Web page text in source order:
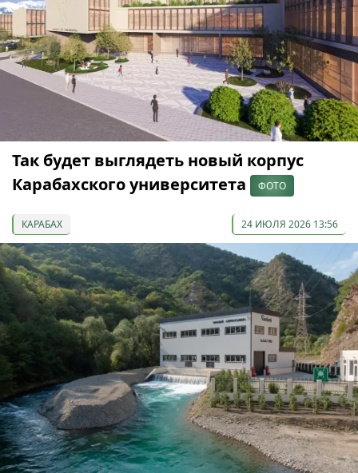
Так будет выглядеть новый корпус
Карабахского университета
ФОТО
КАРАБАХ 24 ИЮЛЯ 2026 13:56